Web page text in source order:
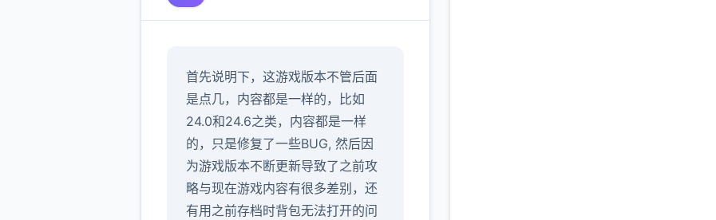
首先说明下，这游戏版本不管后面
是点几，内容都是一样的，比如
24.0和24.6之类，内容都是一样
的，只是修复了一些BUG, 然后因
为游戏版本不断更新导致了之前攻
略与现在游戏内容有很多差别，还
有用之前存档时背包无法打开的问